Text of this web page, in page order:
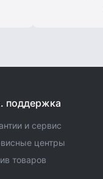
поддержка
и сервис
центры
товаров